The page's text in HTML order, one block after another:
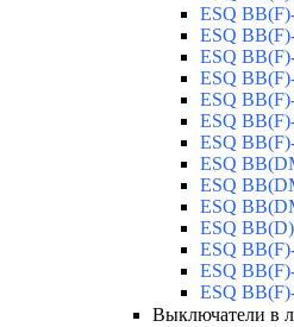
ESQ
ESQ
ESQ
ESQ
ESQ
ESQ
ESQ
ESQ
ESQ
ESQ
ESQ
ESQ
ESQ
ESQ
Выключатели в